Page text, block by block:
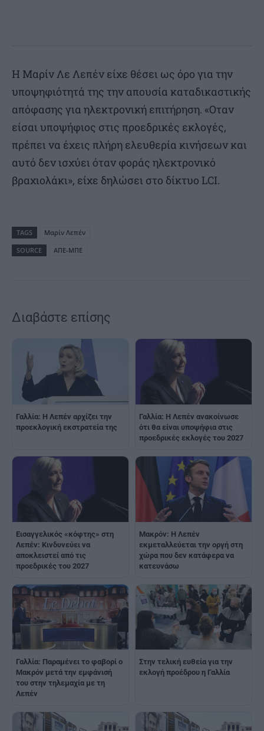
Η Μαρίν Λε Λεπέν είχε θέσει ως όρο για την
υποψηφιότητά της την απουσία καταδικαστικής
απόφασης για ηλεκτρονική επιτήρηση. «Οταν
είσαι υποψήφιος στις προεδρικές εκλογές,
πρέπει να έχεις πλήρη ελευθερία κινήσεων και
αυτό δεν ισχύει όταν φοράς ηλεκτρονικό
βραχιολάκι», είχε δηλώσει στο δίκτυο LCI.
TAGS
Μαρίν Λεπέν
SOURCE
ΑΠΕ-ΜΠΕ
Διαβάστε επίσης
Γαλλία: Η Λεπέν αρχίζει την
προεκλογική εκστρατεία της
Γαλλία: Η Λεπέν ανακοίνωσε
ότι θα είναι υποψήφια στις
προεδρικές εκλογές του 2027
Εισαγγελικός «κόφτης» στη
Λεπέν: Κινδυνεύει να
αποκλειστεί από τις
προεδρικές του 2027
Μακρόν: Η Λεπέν
εκμεταλλεύεται την οργή στη
χώρα που δεν κατάφερα να
κατευνάσω
Γαλλία: Παραμένει το φαβορί ο
Μακρόν μετά την εμφάνισή
του στην τηλεμαχία με τη
Λεπέν
Στην τελική ευθεία για την
εκλογή προέδρου η Γαλλία